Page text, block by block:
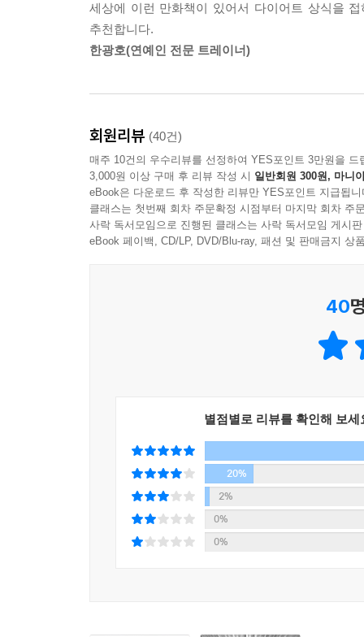
세상에 이런 만화책이 있어서 다이어트 상식을
추천합니다.
한광호(연예인 전문 트레이너)
회원리뷰 (40건)
매주 10건의 우수리뷰를 선정하여 YES포인트 3만원을 드
3,000원 이상 구매 후 리뷰 작성 시 일반회원 300원, 마니
eBook은 다운로드 후 작성한 리뷰만 YES포인트 지급됩니
클래스는 첫번째 회차 주문확정 시점부터 마지막 회차 주
사락 독서모임으로 진행된 클래스는 사락 독서모임 게시
eBook 페이백, CD/LP, DVD/Blu-ray, 패션 및 판매금지 상
40
별점별로 리뷰를 확인해 보세
20%
2%
0%
0%